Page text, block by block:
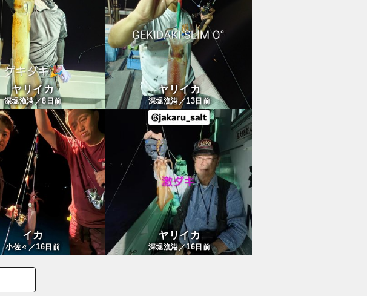
ヤリイカ
深堀漁港／8日前
ヤリイカ
深堀漁港／13日前
イカ
小佐々／16 日前
ヤリイカ
深堀漁港／16日前